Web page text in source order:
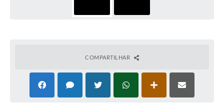
Associação dos Servidores Públicos Municipais de
Vinhedo
COMPARTILHAR